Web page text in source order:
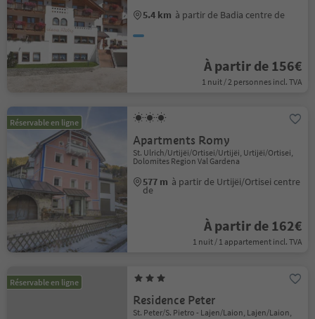
5.4 km à partir de Badia centre de
À partir de 156€
1 nuit / 2 personnes incl. TVA
Réservable en ligne
Apartments Romy
St. Ulrich/Urtijëi/Ortisei/Urtijëi, Urtijëi/Ortisei,
Dolomites Region Val Gardena
577 m à partir de Urtijëi/Ortisei centre
de
À partir de 162€
1 nuit / 1 appartement incl. TVA
Réservable en ligne
Residence Peter
St. Peter/S. Pietro - Lajen/Laion, Lajen/Laion,